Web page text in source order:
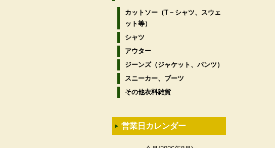
カットソー（T－シャツ、スウェ
ット等）
シャツ
アウター
ジーンズ（ジャケット、パンツ）
スニーカー、ブーツ
その他衣料雑貨
営業日カレンダー